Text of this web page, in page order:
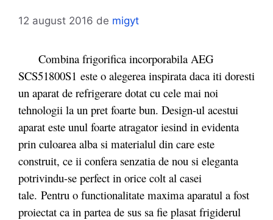
12 august 2016 de migyt
Combina frigorifica incorporabila AEG
SCS51800S1 este o alegerea inspirata daca iti doresti
un aparat de refrigerare dotat cu cele mai noi
tehnologii la un pret foarte bun. Design-ul acestui
aparat este unul foarte atragator iesind in evidenta
prin culoarea alba si materialul din care este
construit, ce ii confera senzatia de nou si eleganta
potrivindu-se perfect in orice colt al casei
tale. Pentru o functionalitate maxima aparatul a fost
proiectat ca in partea de sus sa fie plasat frigiderul